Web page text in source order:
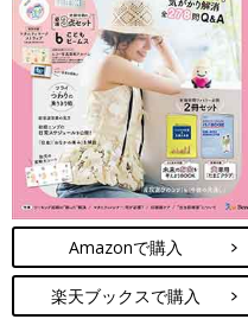
何これめっちゃいいじゃん！
編み込み…。
長女がまだ幼稚園児だった
ようとしたけれど、全然で
今度こそマスターしたい！
動画では軽くスイッスイッ
に、実際にやってみるとゆ
もうちょっと髪が伸びたら
の長さでも綺麗に編んでく
Amazonで購入
楽天ブックスで購入